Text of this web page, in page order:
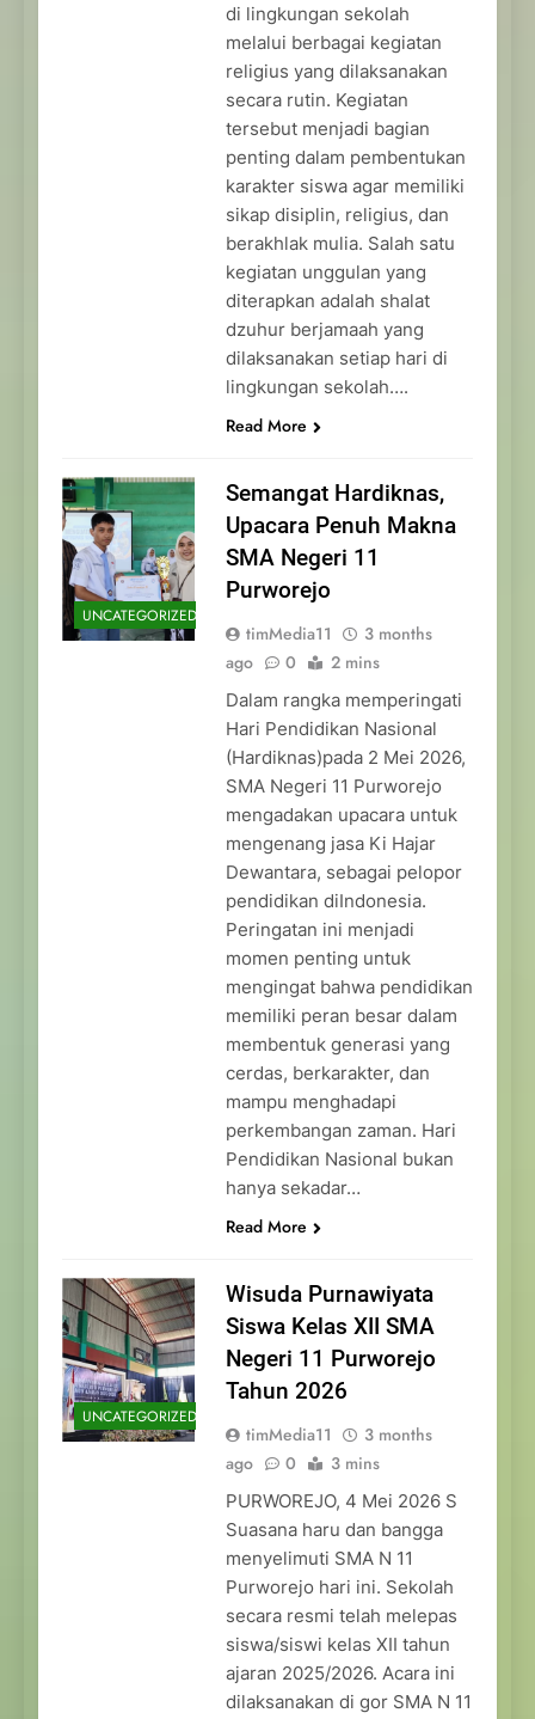
di lingkungan sekolah
melalui berbagai kegiatan
religius yang dilaksanakan
secara rutin. Kegiatan
tersebut menjadi bagian
penting dalam pembentukan
karakter siswa agar memiliki
sikap disiplin, religius, dan
berakhlak mulia. Salah satu
kegiatan unggulan yang
diterapkan adalah shalat
dzuhur berjamaah yang
dilaksanakan setiap hari di
lingkungan sekolah….
Read More
UNCATEGORIZED
Semangat Hardiknas,
Upacara Penuh Makna
SMA Negeri 11
Purworejo
timMedia11
3 months
ago
0 2 mins
Dalam rangka memperingati
Hari Pendidikan Nasional
(Hardiknas)pada 2 Mei 2026,
SMA Negeri 11 Purworejo
mengadakan upacara untuk
mengenang jasa Ki Hajar
Dewantara, sebagai pelopor
pendidikan diIndonesia.
Peringatan ini menjadi
momen penting untuk
mengingat bahwa pendidikan
memiliki peran besar dalam
membentuk generasi yang
cerdas, berkarakter, dan
mampu menghadapi
perkembangan zaman. Hari
Pendidikan Nasional bukan
hanya sekadar…
Read More
UNCATEGORIZED
Wisuda Purnawiyata
Siswa Kelas XII SMA
Negeri 11 Purworejo
Tahun 2026
timMedia11
3 months
ago
0 3 mins
PURWOREJO, 4 Mei 2026 S
Suasana haru dan bangga
menyelimuti SMA N 11
Purworejo hari ini. Sekolah
secara resmi telah melepas
siswa/siswi kelas XII tahun
ajaran 2025/2026. Acara ini
dilaksanakan di gor SMA N 11